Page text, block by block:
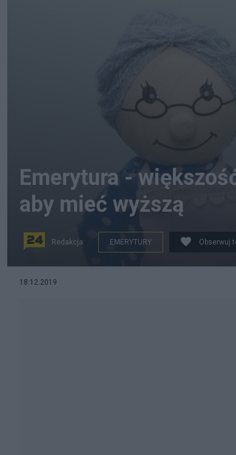
Emerytura -
aby mieć wyższą
Redakcja EMERYTURY Obserwuj
18.12.2019